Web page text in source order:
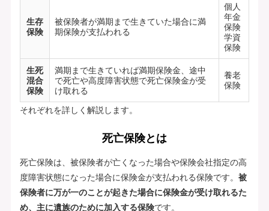
生存
保険
被保険者が満期まで生きていた場合に満
期保険が支払われる
個人
年金
保険
学資
保険
生死
混合
保険
満期まで生きていれば満期保険金、途中
で死亡や高度障害状態で死亡保険金が受
け取れる
養老
保険
それぞれを詳しく解説します。
死亡保険とは
死亡保険は、被保険者が亡くなった場合や保険会社指定の高
度障害状態になった場合に保険金が支払われる保険です。 被
保険者に万が一のことが起きた場合に保険金が受け取れるた
め、主に遺族のために加入する保険です。